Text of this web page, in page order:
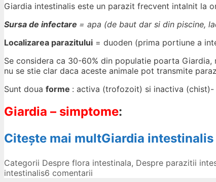
Giardia intestinalis este un parazit frecvent intalnit la
Sursa de infectare = apa (de baut dar si din piscine,
Localizarea parazitului = duoden (prima portiune a
Se considera ca 30-60% din populatie poarta
nu se stie clar daca aceste animale pot transmite
Sunt doua forme : activa (trofozoit) si inactiva
Giardia – simptome:
Citește mai multGiardia
Categorii Despre flora intestinala, Despre parazitii
intestinalis6 comentarii